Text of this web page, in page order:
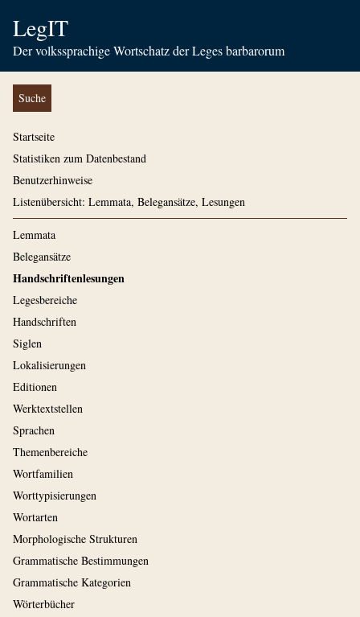
LegIT
Der volkssprachige Wortschatz der Leges barbarorum
Suche
Startseite
Statistiken zum Datenbestand
Benutzerhinweise
Listenübersicht: Lemmata, Belegansätze, Lesungen
Lemmata
Belegansätze
Handschriftenlesungen
Legesbereiche
Handschriften
Siglen
Lokalisierungen
Editionen
Werktextstellen
Sprachen
Themenbereiche
Wortfamilien
Worttypisierungen
Wortarten
Morphologische Strukturen
Grammatische Bestimmungen
Grammatische Kategorien
Wörterbücher